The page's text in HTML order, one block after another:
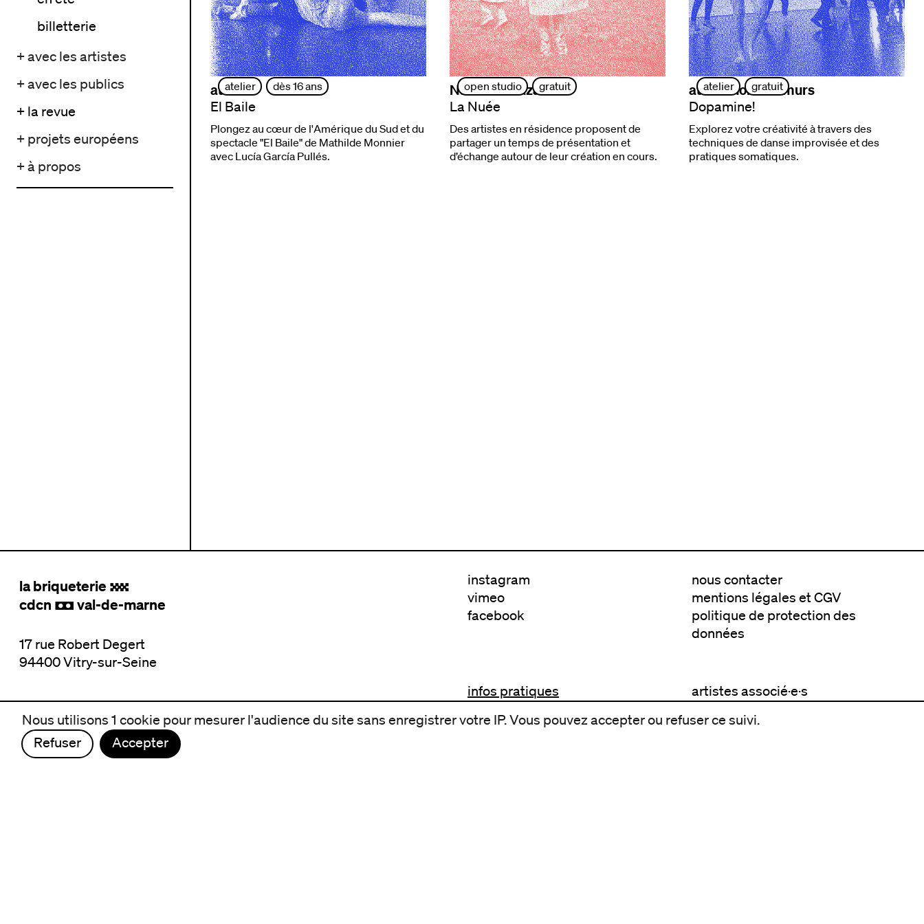
billetterie
+ avec les artistes
+ avec les publics
+ la revue
+ projets européens
+ à propos
atelier dès 16 ans
ateliers
El Baile
Plongez au cœur de l'Amérique du Sud et du
spectacle "El Baile" de Mathilde Monnier
avec Lucía García Pullés.
open studio gratuit
Nacera Belaza
La Nuée
Des artistes en résidence proposent de
partager un temps de présentation et
d’échange autour de leur création en cours.
atelier gratuit
atelier hors les murs
Dopamine!
Explorez votre créativité à travers des
techniques de danse improvisée et des
pratiques somatiques.
la briqueterie .
cdcn , val-de-marne
17 rue Robert Degert
94400 Vitry-sur-Seine
instagram
vimeo
facebook
nous contacter
mentions légales et CGV
politique de protection des
données
infos pratiques
nous suivre
artistes associé·e·s
Nous utilisons 1 cookie pour mesurer l'audience du site sans enregistrer votre IP. Vous pouvez accepter ou refuser ce suivi.
Refuser
Accepter